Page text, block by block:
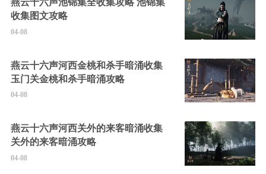
燕云十六声池锦集全收集攻略 池锦集
收集图文攻略
04-08
燕云十六声河西金桃和杀手暗涌收集
玉门关金桃和杀手暗涌攻略
04-08
燕云十六声河西关外的来客暗涌收集
关外的来客暗涌攻略
04-08